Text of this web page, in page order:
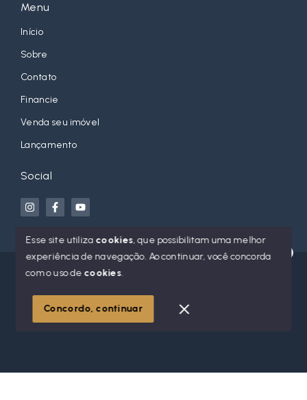
Olá! Estamos disponíveis para te ajudar.
Menu
Início
Sobre
Contato
Financie
Venda seu imóvel
Lançamento
Social
© Copyright 2026 - Jean Orso Imóveis - Todos os direitos
SITE PARA IMOBILIARIA
Esse site utiliza cookies, que possibilitam uma melhor
experiência de navegação.Ao continuar, você concorda
com o uso de cookies.
Concordo, continuar